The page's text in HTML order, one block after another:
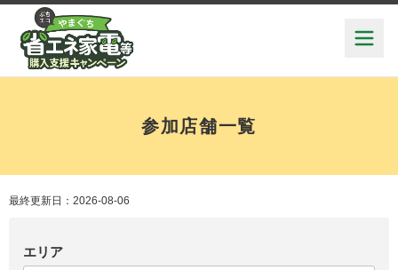
参加店舗一覧
最終更新日：2026-08-06
エリア